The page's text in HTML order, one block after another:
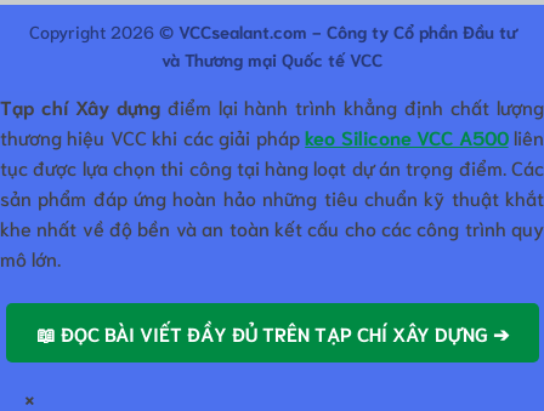
Copyright 2026 © VCCsealant.com - Công ty Cổ phần Đầu tư
và Thương mại Quốc tế VCC
Tạp chí Xây dựngđiểm lại hành trình khẳng định chất lượng
thương hiệu VCC khi các giải phápkeo Silicone VCC A500liên
tục được lựa chọn thi công tại hàng loạt dự án trọng điểm. Các
sản phẩm đáp ứng hoàn hảo những tiêu chuẩn kỹ thuật khắt
khe nhất về độ bền và an toàn kết cấu cho các công trình quy
mô lớn.
📖 ĐỌC BÀI VIẾT ĐẦY ĐỦ TRÊN TẠP CHÍ XÂY DỰNG ➔
×